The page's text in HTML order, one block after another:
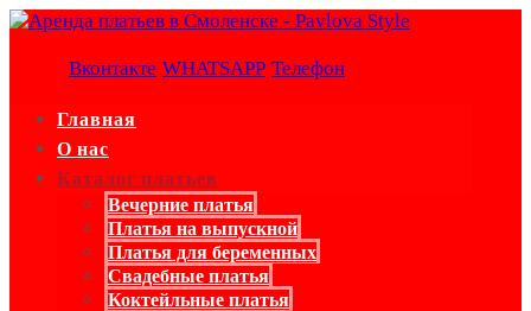
Вконтакте WHATSAPP Телефон
Главная
О нас
Каталог платьев
Вечерние платья
Платья на выпускной
Платья для беременных
Свадебные платья
Коктейльные платья